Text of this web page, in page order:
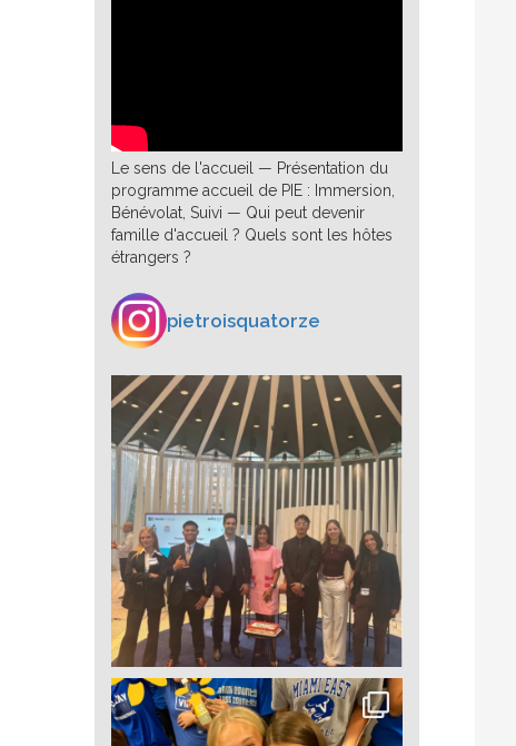
Le sens de l'accueil — Présentation du
programme accueil de PIE : Immersion,
Bénévolat, Suivi — Qui peut devenir
famille d'accueil ? Quels sont les hôtes
étrangers ?
pietroisquatorze